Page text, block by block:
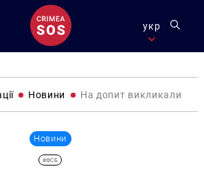
укр
Новини На допит викликали ще
Новини
#ФСБ